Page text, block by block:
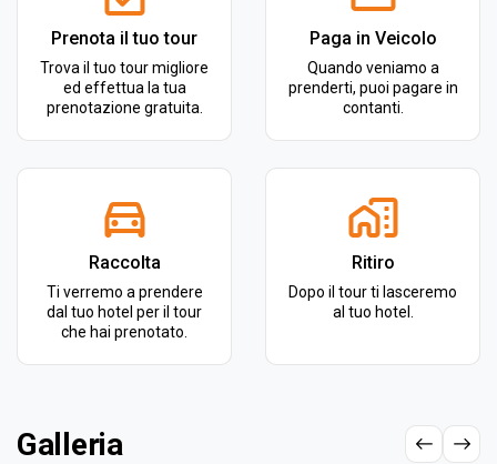
Prenota il tuo tour
Trova il tuo tour migliore
ed effettua la tua
prenotazione gratuita.
Paga in Veicolo
Quando veniamo a
prenderti, puoi pagare in
contanti.
Raccolta
Ti verremo a prendere
dal tuo hotel per il tour
che hai prenotato.
Ritiro
Dopo il tour ti lasceremo
al tuo hotel.
Galleria